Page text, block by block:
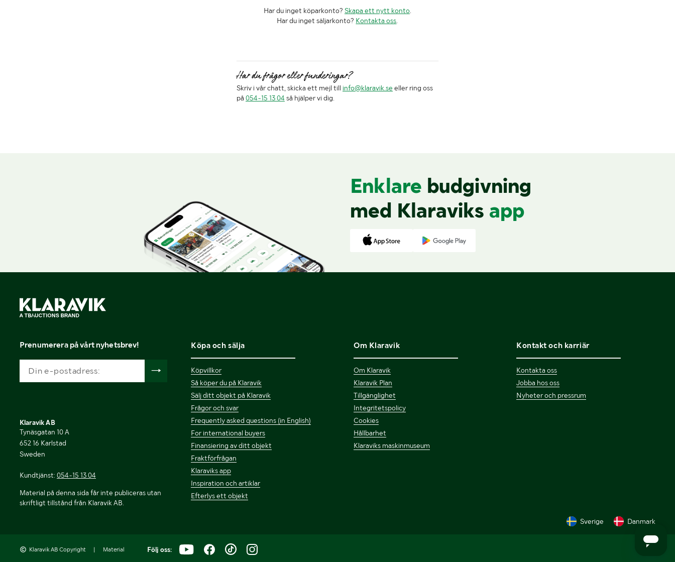
Har du inget köparkonto? Skapa ett nytt konto.
Har du inget säljarkonto? Kontakta oss
Har du frågor eller funderingar?
Skriv i vår chatt, skicka ett mejl till info@klaravik.se eller ring oss
på 054-15 13 04så hjälper vi dig.
Enklare budgivning
med Klaraviks app
Prenumerera på vårt nyhetsbrev!
Klaravik AB
Tynäsgatan 10 A
652 16 Karlstad
Sweden
Kundtjänst: 054-15 13 04
Material på denna sida får inte publiceras utan
skriftligt tillstånd från Klaravik AB.
Köpa och sälja
Köpvillkor
Så köper du på Klaravik
Sälj ditt objekt på Klaravik
Frågor och svar
Frequently asked questions (in English)
For international buyers
Finansiering av ditt objekt
Fraktförfrågan
Klaraviks app
Inspiration och artiklar
Efterlys ett objekt
Om Klaravik
Om Klaravik
Klaravik Plan
Tillgänglighet
Integritetspolicy
Cookies
Hållbarhet
Klaraviks maskinmuseum
Kontakt och karriär
Kontakta oss
Jobba hos oss
Nyheter och pressrum
Danmark
Sverige
Klaravik AB Copyright | Material Följ oss: